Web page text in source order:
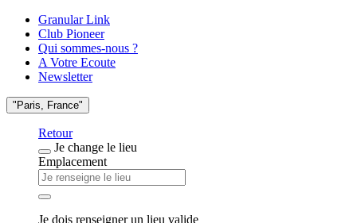
Granular Link
Club Pioneer
Qui sommes-nous ?
A Votre Ecoute
Newsletter
"Paris, France"
Retour
Je change le lieu
Emplacement
Je dois renseigner un lieu valide